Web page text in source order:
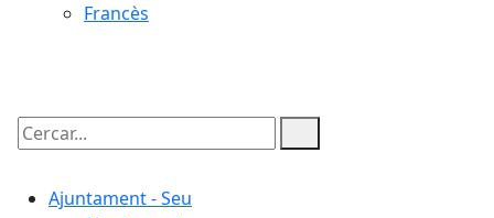
Francès
Cercar:
Ajuntament - Seu